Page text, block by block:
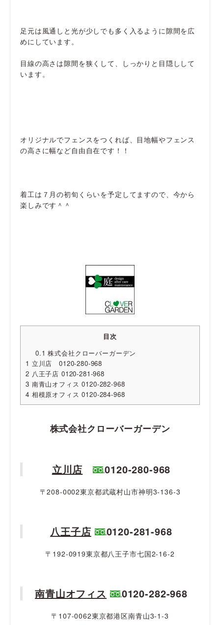
足元は風通しと光が少しでも多く入るように隙間を広
めにしています。
目線の高さは隙間を狭くして、しっかりと目隠しして
います。
オリジナルでフェンスをつくれば、目地幅やフェンス
の高さに幅など自由自在です！！
着工は７月の初旬くらいを予定してますので、今から
楽しみです＾＾
目次
0.1 株式会社クローバーガーデン
1 立川店 0120-280-968
2 八王子店 0120-281-968
3 南青山オフィス 0120-282-968
4 相模原オフィス 0120-284-968
株式会社クローバーガーデン
立川店 0120-280-968
〒208-0002東京都武蔵村山市神明3-136-3
八王子店 0120-281-968
〒192-0919東京都八王子市七国2-16-2
南青山オフィス 0120-282-968
〒107-0062東京都港区南青山3-1-3